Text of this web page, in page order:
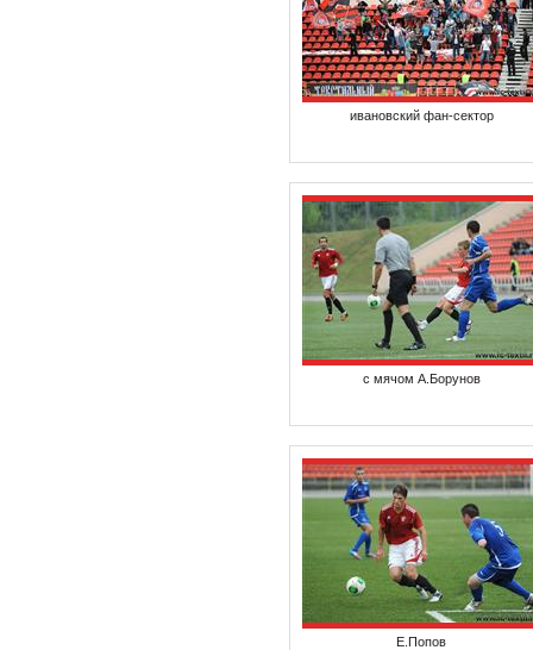
ивановский фан-сектор
с мячом А.Борунов
Е.Попов